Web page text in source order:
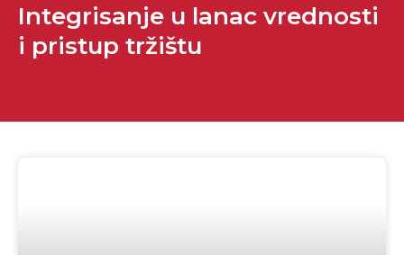
Integrisanje u lanac vrednosti
i pristup tržištu